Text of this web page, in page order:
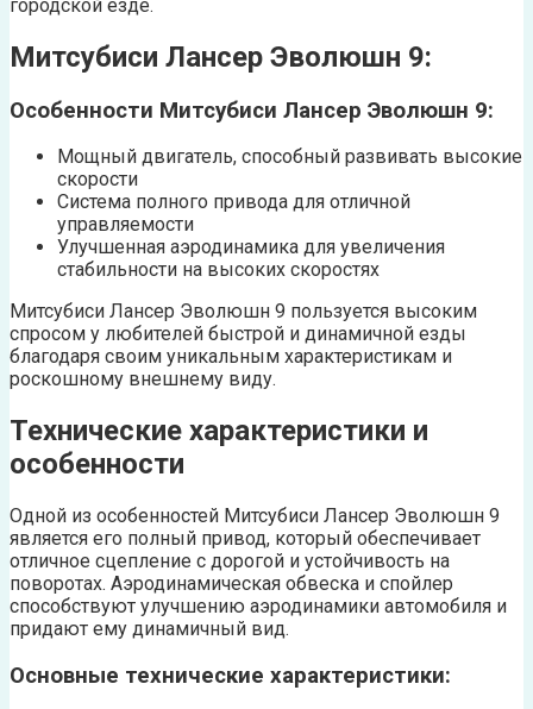
городской езде.
Митсубиси Лансер Эволюшн 9:
Особенности Митсубиси Лансер Эволюшн 9:
Мощный двигатель, способный развивать высокие
скорости
Система полного привода для отличной
управляемости
Улучшенная аэродинамика для увеличения
стабильности на высоких скоростях
Митсубиси Лансер Эволюшн 9 пользуется высоким
спросом у любителей быстрой и динамичной езды
благодаря своим уникальным характеристикам и
роскошному внешнему виду.
Технические характеристики и
особенности
Одной из особенностей Митсубиси Лансер Эволюшн 9
является его полный привод, который обеспечивает
отличное сцепление с дорогой и устойчивость на
поворотах. Аэродинамическая обвеска и спойлер
способствуют улучшению аэродинамики автомобиля и
придают ему динамичный вид.
Основные технические характеристики: